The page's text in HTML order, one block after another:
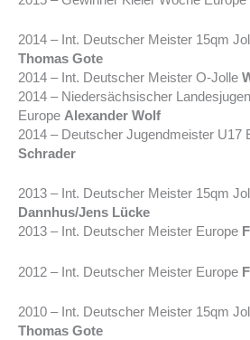
2014 – Int. Deutscher Meister 15qm
Thomas Gote
2014 – Int. Deutscher Meister O-Jolle
2014 – Niedersächsischer
Europe Alexander Wolf
2014 – Deutscher Jugendmeister U17
Schrader
2013 – Int. Deutscher Meister 15qm
Dannhus/Jens Lücke
2013 – Int. Deutscher Meister Europe
2012 – Int. Deutscher Meister Europe
2010 – Int. Deutscher Meister 15qm
Thomas Gote